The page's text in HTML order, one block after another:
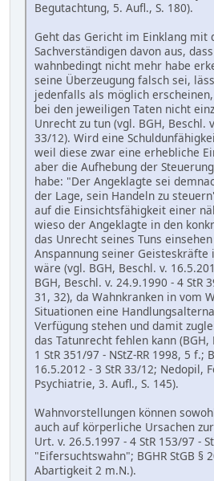
Begutachtung, 5. Aufl., S. 180).
Geht das Gericht im Einklang mit
Sachverständigen davon aus,
wahnbedingt nicht mehr habe
seine Überzeugung falsch sei,
jedenfalls als möglich
bei den jeweiligen Taten nicht
Unrecht zu tun (vgl. BGH, Beschl.
33/12). Wird eine
weil diese zwar eine erhebliche
aber die Aufhebung der
habe: "Der Angeklagte sei
der Lage, sein Handeln zu
auf die Einsichtsfähigkeit einer
wieso der Angeklagte in den
das Unrecht seines Tuns
Anspannung seiner Geisteskräfte
wäre (vgl. BGH, Beschl. v.
BGH, Beschl. v. 24.9.1990 - 4 StR
31, 32), da Wahnkranken in vom
Situationen eine
Verfügung stehen und damit
das Tatunrecht fehlen kann (BGH,
1 StR 351/97 - NStZ-RR 1998, 5 f.;
16.5.2012 - 3 StR 33/12; Nedopil,
Psychiatrie, 3. Aufl., S. 145).
Wahnvorstellungen können
auch auf körperliche Ursachen
Urt. v. 26.5.1997 - 4 StR 153/97 -
"Eifersuchtswahn"; BGHR StGB §
Abartigkeit 2 m.N.).